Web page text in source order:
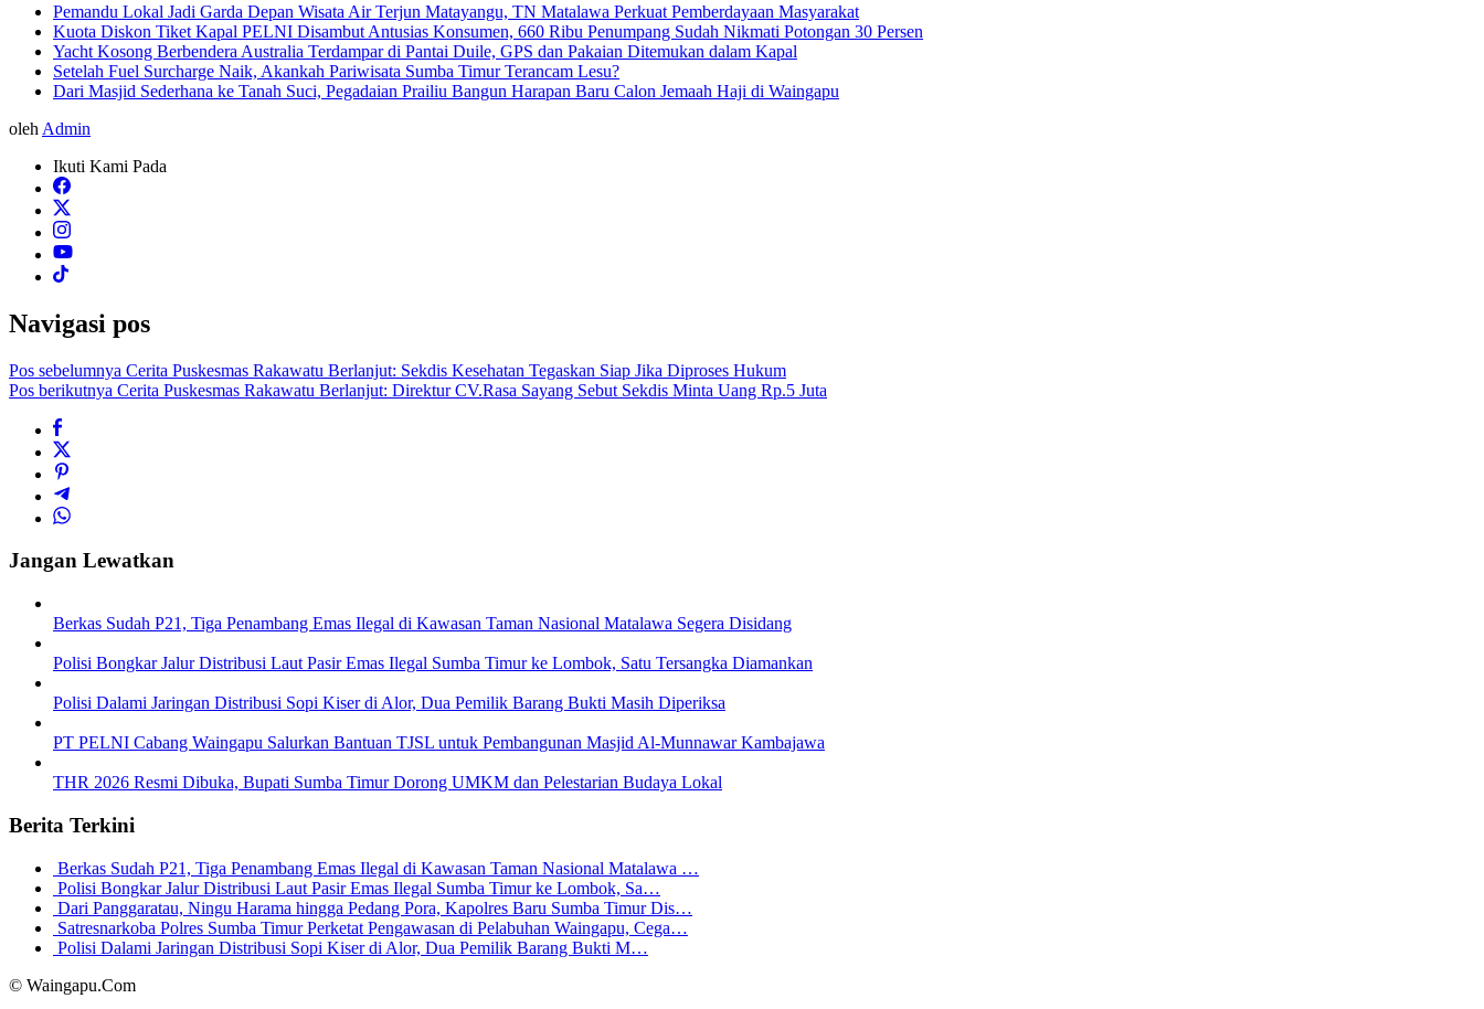
Pemandu Lokal Jadi Garda Depan Wisata Air Terjun Matayangu, TN Matalawa Perkuat Pemberdayaan Masyarakat
Kuota Diskon Tiket Kapal PELNI Disambut Antusias Konsumen, 660 Ribu Penumpang Sudah Nikmati Potongan 30 Persen
Yacht Kosong Berbendera Australia Terdampar di Pantai Duile, GPS dan Pakaian Ditemukan dalam Kapal
Setelah Fuel Surcharge Naik, Akankah Pariwisata Sumba Timur Terancam Lesu?
Dari Masjid Sederhana ke Tanah Suci, Pegadaian Prailiu Bangun Harapan Baru Calon Jemaah Haji di Waingapu
oleh Admin
Ikuti Kami Pada
Navigasi pos
Pos sebelumnya Cerita Puskesmas Rakawatu Berlanjut: Sekdis Kesehatan Tegaskan Siap Jika Diproses Hukum
Pos berikutnya Cerita Puskesmas Rakawatu Berlanjut: Direktur CV.Rasa Sayang Sebut Sekdis Minta Uang Rp.5 Juta
Jangan Lewatkan
Berkas Sudah P21, Tiga Penambang Emas Ilegal di Kawasan Taman Nasional Matalawa Segera Disidang
Polisi Bongkar Jalur Distribusi Laut Pasir Emas Ilegal Sumba Timur ke Lombok, Satu Tersangka Diamankan
Polisi Dalami Jaringan Distribusi Sopi Kiser di Alor, Dua Pemilik Barang Bukti Masih Diperiksa
PT PELNI Cabang Waingapu Salurkan Bantuan TJSL untuk Pembangunan Masjid Al-Munnawar Kambajawa
THR 2026 Resmi Dibuka, Bupati Sumba Timur Dorong UMKM dan Pelestarian Budaya Lokal
Berita Terkini
Berkas Sudah P21, Tiga Penambang Emas Ilegal di Kawasan Taman Nasional Matalawa …
Polisi Bongkar Jalur Distribusi Laut Pasir Emas Ilegal Sumba Timur ke Lombok, Sa…
Dari Panggaratau, Ningu Harama hingga Pedang Pora, Kapolres Baru Sumba Timur Dis…
Satresnarkoba Polres Sumba Timur Perketat Pengawasan di Pelabuhan Waingapu, Cega…
Polisi Dalami Jaringan Distribusi Sopi Kiser di Alor, Dua Pemilik Barang Bukti M…
© Waingapu.Com